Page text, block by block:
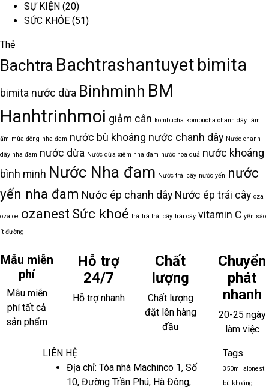
SỰ KIỆN (20)
SỨC KHỎE (51)
Thẻ
Bachtra Bachtrashantuyet bimita
bimita nước dừa Binhminh BM
Hanhtrinhmoi giảm cân kombucha kombucha chanh dây làm
ấm mùa đông nha đam nước bù khoáng nước chanh dây Nước chanh
dây nha đam nước dừa Nước dừa xiêm nha đam nước hoa quả nước khoáng
bình minh Nước Nha đam Nước trái cây nước yến nước
yến nha đam Nước ép chanh dây Nước ép trái cây oza
ozaloe ozanest Sức khoẻ trà trà trái cây trái cây vitamin C yến sào
ít đường
Mẫu miễn
phí
Mẫu miễn
phí tất cả
sản phẩm
Hỗ trợ
24/7
Hỗ trợ nhanh
Chất
lượng
Chất lượng
đặt lên hàng
đầu
Chuyển
phát
nhanh
20-25 ngày
làm việc
LIÊN HỆ
Địa chỉ: Tòa nhà Machinco 1, Số
10, Đường Trần Phú, Hà Đông,
Tags
350ml alonest
bù khoáng